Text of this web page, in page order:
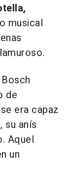
musical
de
era capaz
su anís
Aquel
un